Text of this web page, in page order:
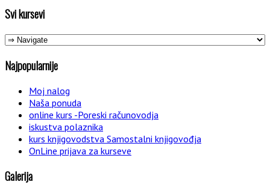
Svi kursevi
Najpopularnije
Moj nalog
Naša ponuda
online kurs -Poreski računovodja
iskustva polaznika
kurs knjigovodstva Samostalni knjigovođja
OnLine prijava za kurseve
Galerija